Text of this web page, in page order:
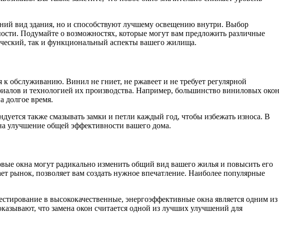
вид здания, но и способствуют лучшему освещению внутри. Выбор
Подумайте о возможностях, которые могут вам предложить различные
так и функциональный аспекты вашего жилища.
обслуживанию. Винил не гниет, не ржавеет и не требует регулярной
и технологией их производства. Например, большинство виниловых окон
долгое время.
также смазывать замки и петли каждый год, чтобы избежать износа. В
улучшение общей эффективности вашего дома.
окна могут радикально изменить общий вид вашего жилья и повысить его
рынок, позволяет вам создать нужное впечатление. Наиболее популярные
в высококачественные, энергоэффективные окна является одним из
что замена окон считается одной из лучших улучшений для